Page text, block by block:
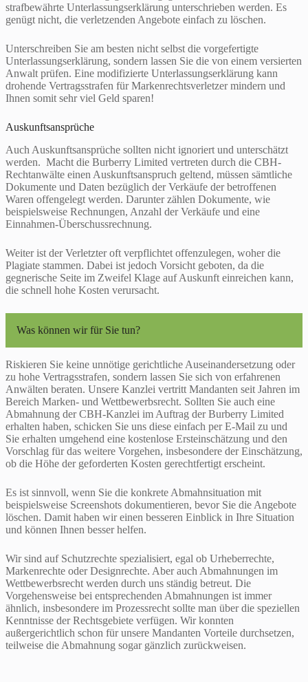
strafbewährte Unterlassungserklärung unterschrieben werden. Es
genügt nicht, die verletzenden Angebote einfach zu löschen.
Unterschreiben Sie am besten nicht selbst die vorgefertigte
Unterlassungserklärung, sondern lassen Sie die von einem versierten
Anwalt prüfen. Eine modifizierte Unterlassungserklärung kann
drohende Vertragsstrafen für Markenrechtsverletzer mindern und
Ihnen somit sehr viel Geld sparen!
Auskunftsansprüche
Auch Auskunftsansprüche sollten nicht ignoriert und unterschätzt
werden. Macht die Burberry Limited vertreten durch die CBH-
Rechtanwälte einen Auskunftsanspruch geltend, müssen sämtliche
Dokumente und Daten bezüglich der Verkäufe der betroffenen
Waren offengelegt werden. Darunter zählen Dokumente, wie
beispielsweise Rechnungen, Anzahl der Verkäufe und eine
Einnahmen-Überschussrechnung.
Weiter ist der Verletzter oft verpflichtet offenzulegen, woher die
Plagiate stammen. Dabei ist jedoch Vorsicht geboten, da die
gegnerische Seite im Zweifel Klage auf Auskunft einreichen kann,
die schnell hohe Kosten verursacht.
Was können wir für Sie tun?
Riskieren Sie keine unnötige gerichtliche Auseinandersetzung oder
zu hohe Vertragsstrafen, sondern lassen Sie sich von erfahrenen
Anwälten beraten. Unsere Kanzlei vertritt Mandanten seit Jahren im
Bereich Marken- und Wettbewerbsrecht. Sollten Sie auch eine
Abmahnung der CBH-Kanzlei im Auftrag der Burberry Limited
erhalten haben, schicken Sie uns diese einfach per E-Mail zu und
Sie erhalten umgehend eine kostenlose Ersteinschätzung und den
Vorschlag für das weitere Vorgehen, insbesondere der Einschätzung,
ob die Höhe der geforderten Kosten gerechtfertigt erscheint.
Es ist sinnvoll, wenn Sie die konkrete Abmahnsituation mit
beispielsweise Screenshots dokumentieren, bevor Sie die Angebote
löschen. Damit haben wir einen besseren Einblick in Ihre Situation
und können Ihnen besser helfen.
Wir sind auf Schutzrechte spezialisiert, egal ob Urheberrechte,
Markenrechte oder Designrechte. Aber auch Abmahnungen im
Wettbewerbsrecht werden durch uns ständig betreut. Die
Vorgehensweise bei entsprechenden Abmahnungen ist immer
ähnlich, insbesondere im Prozessrecht sollte man über die speziellen
Kenntnisse der Rechtsgebiete verfügen. Wir konnten
außergerichtlich schon für unsere Mandanten Vorteile durchsetzen,
teilweise die Abmahnung sogar gänzlich zurückweisen.